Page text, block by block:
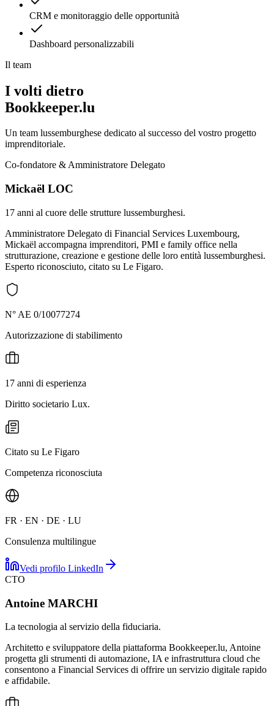
CRM e monitoraggio delle opportunità
Dashboard personalizzabili
Il team
I volti dietro
Bookkeeper.lu
Un team lussemburghese dedicato al successo del vostro progetto
imprenditoriale.
Co-fondatore & Amministratore Delegato
Mickaël LOC
17 anni al cuore delle strutture lussemburghesi.
Amministratore Delegato di Financial Services Luxembourg,
Mickaël accompagna imprenditori, PMI e family office nella
strutturazione, creazione e gestione delle loro entità lussemburghesi.
Esperto riconosciuto, citato su Le Figaro.
N° AE 0/10077274
Autorizzazione di stabilimento
17 anni di esperienza
Diritto societario Lux.
Citato su Le Figaro
Competenza riconosciuta
FR · EN · DE · LU
Consulenza multilingue
Vedi profilo LinkedIn
CTO
Antoine MARCHI
La tecnologia al servizio della fiduciaria.
Architetto e sviluppatore della piattaforma Bookkeeper.lu, Antoine
progetta gli strumenti di automazione, IA e infrastruttura cloud che
consentono a Financial Services di offrire un servizio digitale rapido
e affidabile.